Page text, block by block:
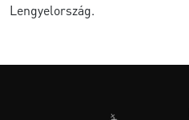
Lengyelország.